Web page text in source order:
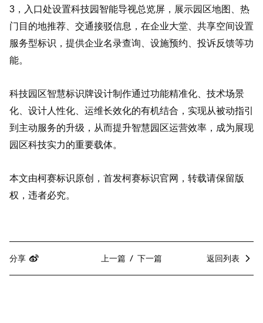
3，入口处设置科技园智能导视总览屏，展示园区地图、热
门目的地推荐、交通接驳信息，在企业大堂、共享空间设置
服务型标识，提供企业名录查询、设施预约、投诉反馈等功
能。
科技园区智慧标识牌设计制作通过功能精准化、技术场景
化、设计人性化、运维长效化的有机结合，实现从被动指引
到主动服务的升级，从而提升智慧园区运营效率，成为展现
园区科技实力的重要载体。
本文由柯赛标识原创，首发柯赛标识官网，转载请保留版
权，违者必究。
分享 上一篇 下一篇 返回列表